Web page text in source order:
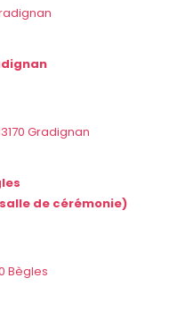
Gradignan
de cérémonie)
Bègles